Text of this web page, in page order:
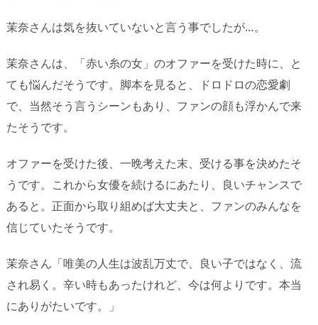
茉奈さんは気を抜いていないと言う事でしたが…。
茉奈さんは、「赤い糸の女」のオファーを受けた時に、と
ても悩んだそうです。脚本を見ると、ドロドロの恋愛劇
で、当然そう言うシーンもあり、ファンの顔も浮かんで来
たそうです。
オファーを受けた後、一晩考えた末、受ける事を決めたそ
うです。これから女優を続けるにあたり、良いチャンスで
あると。正面から取り組めば大丈夫と、ファンのみんなを
信じていたそうです。
茉奈さん「唯美の人生は波乱万丈で、良い子ではなく、流
され易く。辛い時もあったけれど、今は何よりです。本当
にありがたいです。」